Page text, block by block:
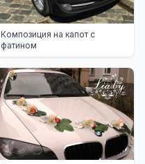
Композиция на капот с
фатином